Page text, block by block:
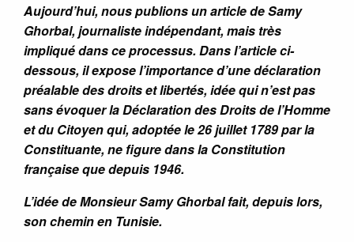
Aujourd’hui, nous publions un article de Samy
Ghorbal, journaliste indépendant, mais très
impliqué dans ce processus. Dans l’article ci-
dessous, il expose l’importance d’une déclaration
préalable des droits et libertés, idée qui n’est pas
sans évoquer la Déclaration des Droits de l’Homme
et du Citoyen qui, adoptée le 26 juillet 1789 par la
Constituante, ne figure dans la Constitution
française que depuis 1946.
L’idée de Monsieur Samy Ghorbal fait, depuis lors,
son chemin en Tunisie.